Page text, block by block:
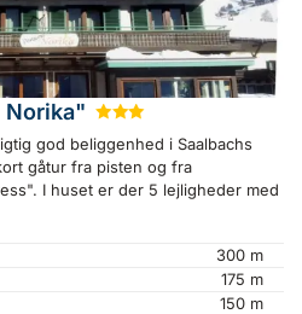
Norika" ★★
god beliggenhed i Saalbachs
gåtur fra pisten og fra
I huset er der 5 lejligheder med
300 m
175 m
150 m